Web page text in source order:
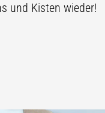
und Kisten wieder!